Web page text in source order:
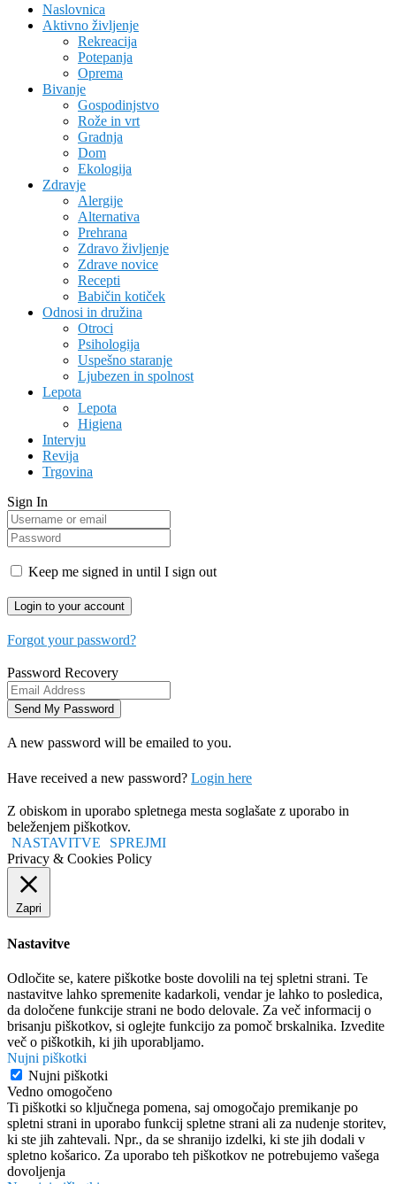
Naslovnica
Aktivno življenje
Rekreacija
Potepanja
Oprema
Bivanje
Gospodinjstvo
Rože in vrt
Gradnja
Dom
Ekologija
Zdravje
Alergije
Alternativa
Prehrana
Zdravo življenje
Zdrave novice
Recepti
Babičin kotiček
Odnosi in družina
Otroci
Psihologija
Uspešno staranje
Ljubezen in spolnost
Lepota
Lepota
Higiena
Intervju
Revija
Trgovina
Sign In
Keep me signed in until I sign out
Forgot your password?
Password Recovery
A new password will be emailed to you.
Have received a new password? Login here
Z obiskom in uporabo spletnega mesta soglašate z uporabo in
beleženjem piškotkov.
NASTAVITVE
SPREJMI
Privacy & Cookies Policy
Zapri
Nastavitve
Odločite se, katere piškotke boste dovolili na tej spletni strani. Te
nastavitve lahko spremenite kadarkoli, vendar je lahko to posledica,
da določene funkcije strani ne bodo delovale. Za več informacij o
brisanju piškotkov, si oglejte funkcijo za pomoč brskalnika. Izvedite
več o piškotkih, ki jih uporabljamo.
Nujni piškotki
Nujni piškotki
Vedno omogočeno
Ti piškotki so ključnega pomena, saj omogočajo premikanje po
spletni strani in uporabo funkcij spletne strani ali za nudenje storitev,
ki ste jih zahtevali. Npr., da se shranijo izdelki, ki ste jih dodali v
spletno košarico. Za uporabo teh piškotkov ne potrebujemo vašega
dovoljenja